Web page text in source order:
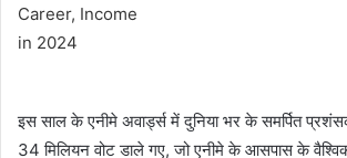
इस साल के एनीमे अवार्ड्स में दुनिया भर के समर्पित प्रशंसकों
34 मिलियन वोट डाले गए, जो एनीमे के आसपास के